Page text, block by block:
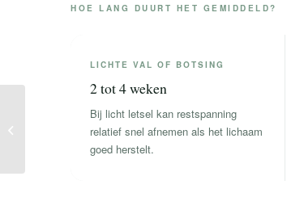
HOE LANG DUURT HET GEMIDDELD?
LICHTE VAL OF BOTSING
2 tot 4 weken
Bij licht letsel kan restspanning
relatief snel afnemen als het lichaam
goed herstelt.
fysiotherapie helpt niet